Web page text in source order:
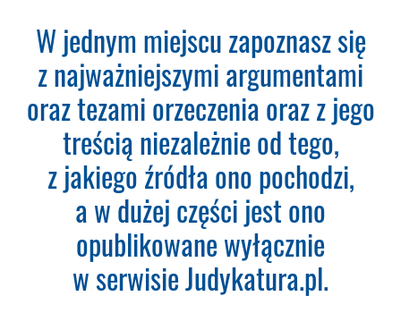
Aktualności Plus 360
Wyszukiwarka 360
Wyszukiwarka Plus 360 dni
Adres e-mail:
Nazwa Firmy:
NIP:
W jednym miejscu zapoznasz się
z najważniejszymi argumentami
oraz tezami orzeczenia oraz z jego
treścią niezależnie od tego,
z jakiego źródła ono pochodzi,
a w dużej części jest ono
opublikowane wyłącznie
w serwisie Judykatura.pl.